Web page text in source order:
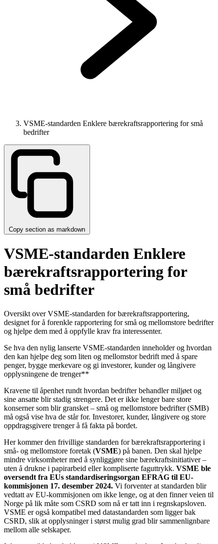
VSME-standarden Enklere bærekraftsrapportering for små
bedrifter
Copy section as markdown
VSME-standarden Enklere
bærekraftsrapportering for
små bedrifter
Oversikt over VSME-standarden for bærekraftsrapportering,
designet for å forenkle rapportering for små og mellomstore bedrifter
og hjelpe dem med å oppfylle krav fra interessenter.
Se hva den nylig lanserte VSME-standarden inneholder og hvordan
den kan hjelpe deg som liten og mellomstor bedrift med å spare
penger, bygge merkevare og gi investorer, kunder og långivere
opplysningene de trenger**
Kravene til åpenhet rundt hvordan bedrifter behandler miljøet og
sine ansatte blir stadig strengere. Det er ikke lenger bare store
konserner som blir gransket – små og mellomstore bedrifter (SMB)
må også vise hva de står for. Investorer, kunder, långivere og store
oppdragsgivere trenger å få fakta på bordet.
Her kommer den frivillige standarden for bærekraftsrapportering i
små- og mellomstore foretak (VSME) på banen. Den skal hjelpe
mindre virksomheter med å synliggjøre sine bærekraftsinitiativer –
uten å drukne i papirarbeid eller kompliserte faguttrykk. VSME ble
oversendt fra EUs standardiseringsorgan EFRAG til EU-
kommisjonen 17. desember 2024. Vi forventer at standarden blir
vedtatt av EU-kommisjonen om ikke lenge, og at den finner veien til
Norge på lik måte som CSRD som nå er tatt inn i regnskapsloven.
VSME er også kompatibel med datastandarden som ligger bak
CSRD, slik at opplysninger i størst mulig grad blir sammenlignbare
mellom alle selskaper.